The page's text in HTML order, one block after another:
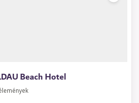
Beach Hotel